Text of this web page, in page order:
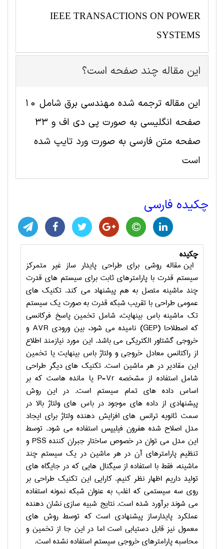
IEEE TRANSACTIONS ON POWER
SYSTEMS
این مقاله چند صفحه است؟
این مقاله ترجمه شده مهندسی برق شامل 10
صفحه انگلیسی به صورت پی دی اف و 33
صفحه متن فارسی به صورت ورد تایپ شده
است
چکیده فارسی
چکیده
این مقاله روشی برای طراحی پایدار ساز غیر متمرکز
سیستم قدرت با پارامترهای ثابت برای سیستم های قدرت
چند ماشینه متصل به هم پیشنهاد می کند. تکنیک های
عمومی طراحی با تقریب شبکه قدرت به صورت یک سیستم
تک ماشینه باس بینهایت، شامل تخمین پاسخ فرکانسی
که اصطلاحا (GEP) نامیده می شود، بین ورودی AVR و
خروجی گشتاور الکتریکی می باشد. این مورد نیازمند اطلاع
از راکتانس معادل خروجی و ولتاژ باس بینهایت یا تخمین
این مقادیر در هر ماشین است. تکنیک های دیگر طراحی
شامل استفاده از مشخصه P-Vr یا مانده هاست که بر
اساس داده های تمام سیستم است. در این روش
پیشنهادی از داده های موجود در باس های ولتاژ بالا در
سمت ثانویه ترانس های افزایش دهنده ولتاژ برای ایجاد
مدل اصلاح شده هفرون فیلیپس استفاده می شود. توسط
این مدل می توان در خصوص ساختار جبران کننده PSS و
تنظیم پارامترهای آن در هر ماشین در یک سیستم چند
ماشینه، فقط با استفاده از سیگنال هایی که در جایگاه های
تولید داریم اظهار نظر کنیم. کارایی این تکنیک طراحی بر
روی سه سیستمی که اغلب به عنوان شبکه نمونه استفاده
می شوند برآورد شده است. نتایج شبیه سازی نشان دهنده
عملکرد پایدارساز پیشنهادی است که توسط روش های
معمول نیز قابل دستیابی است اما در این جا از تخمین و
محاسبه پارامترهای خروجی سیستم استفاده نشده است.